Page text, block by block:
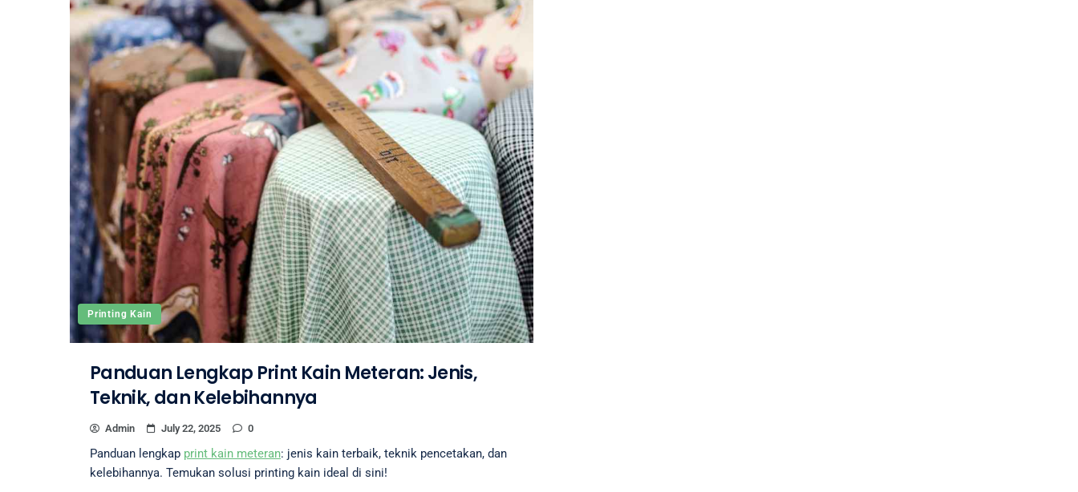
Printing Kain
Panduan Lengkap Print Kain Meteran: Jenis,
Teknik, dan Kelebihannya
Admin July 22, 2025 0
Panduan lengkap print kain meteran: jenis kain terbaik, teknik pencetakan, dan
kelebihannya. Temukan solusi printing kain ideal di sini!